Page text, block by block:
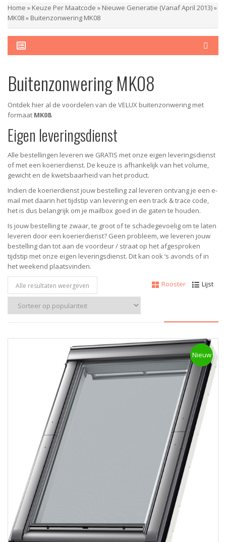
Home » Keuze Per Maatcode » Nieuwe Generatie (vanaf April 2013)»
MK08» Buitenzonwering MK08
Buitenzonwering MK08
Ontdek hier al de voordelen van de VELUX buitenzonwering met
formaat MK08.
Eigen leveringsdienst
Alle bestellingen leveren we GRATIS met onze eigen leveringsdienst
of met een koerierdienst. De keuze is afhankelijk van het volume,
gewicht en de kwetsbaarheid van het product.
Indien de koerierdienst jouw bestelling zal leveren ontvang je een e-
mail met daarin het tijdstip van levering en een track & trace code,
het is dus belangrijk om je mailbox goed in de gaten te houden.
Is jouw bestelling te zwaar, te groot of te schadegevoelig om te laten
leveren door een koerierdienst? Geen probleem, we leveren jouw
bestelling dan tot aan de voordeur / straat op het afgesproken
tijdstip met onze eigen leveringsdienst. Dit kan ook ‘s avonds of in
het weekend plaatsvinden.
Rooster
Lijst
Alle resultaten weergeven
Nieuw